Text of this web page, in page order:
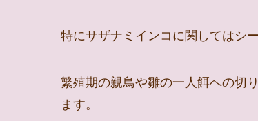
特にサザナミインコに関してはシ
繁殖期の親鳥や雛の一人餌への切
ます。